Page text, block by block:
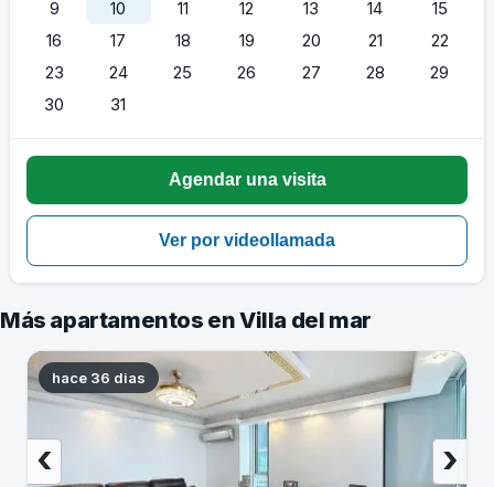
9 10 11 12 13 14
15
16
17 18 19 20 21
22
23
24 25 26 27 28
29
30
31
Más apartamentos en Villa del mar
hace 36 dias
›
‹